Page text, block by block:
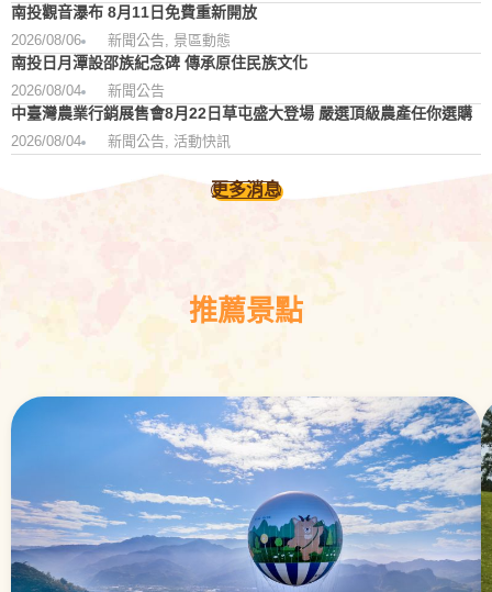
南投觀音瀑布 8月11日免費重新開放
2026/08/06 新聞公告, 景區動態
南投日月潭設邵族紀念碑 傳承原住民族文化
2026/08/04 新聞公告
中臺灣農業行銷展售會8月22日草屯盛大登場 嚴選頂級農產任你選購
2026/08/04 新聞公告, 活動快訊
更多消息
推薦景點